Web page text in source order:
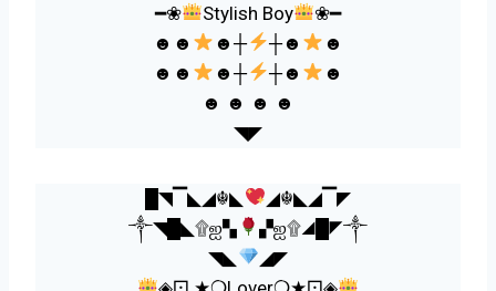
━❀
Stylish Boy
❀━
☻☻
☻┼ ┼☻
☻
☻☻
☻┼ ┼☻
☻
☻ ☻ ☻ ☻
◥◤
█◥▔◣◢☬◣
◢☬◣◢▔◤
༒◥█◣۩ஐ▚
▞ஐ۩◢█◤༒
◥◣
◢◤